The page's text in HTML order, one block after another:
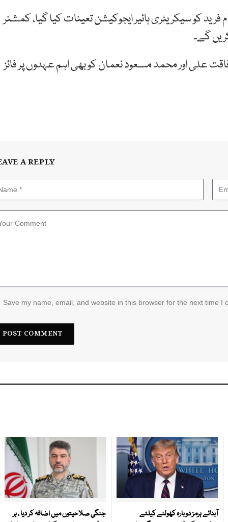
کو سیکریٹری ہائیر ایجوکیشن تعینات کیا گیا، کمشنر
گے۔
علی اور محمد مسعود نعمان کو بھی اہم عہدوں پر فائز
A REPLY
Save my name, email, and website in this browser for the next time I
آبنائے ہرمز دوبارہ کھولنے کیلئے
جنگی صلاحیتوں میں اضافہ کر دیا ، ہر